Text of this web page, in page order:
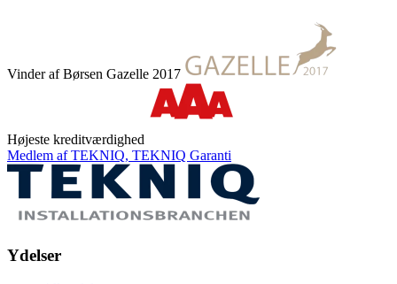
Vinder af Børsen Gazelle 2017
Højeste kreditværdighed
Medlem af TEKNIQ, TEKNIQ Garanti
Ydelser